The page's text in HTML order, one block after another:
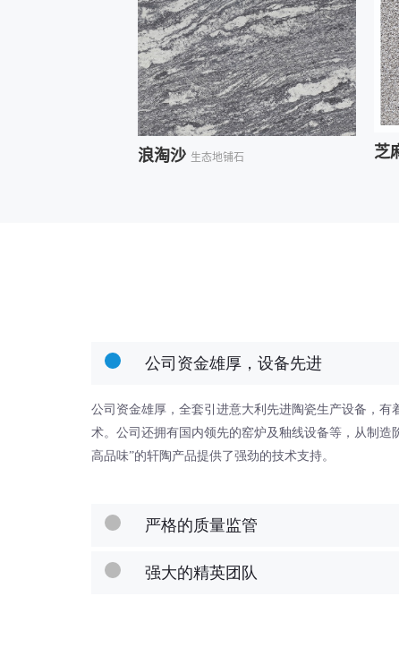
公司资金雄厚，设备先进
公司资金雄厚，全套引进意大利先进陶瓷生产设备，有
术。公司还拥有国内领先的窑炉及釉线设备等，从制造
高品味”的轩陶产品提供了强劲的技术支持。
严格的质量监管
强大的精英团队